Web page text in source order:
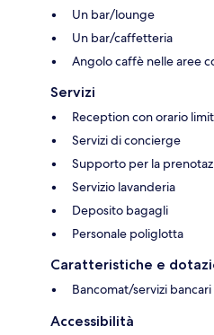
Un bar/lounge
Un bar/caffetteria
Angolo caffè nelle aree
Servizi
Reception con orario
Servizi di concierge
Supporto per la
Servizio lavanderia
Deposito bagagli
Personale poliglotta
Caratteristiche e
Bancomat/servizi bancari
Accessibilità